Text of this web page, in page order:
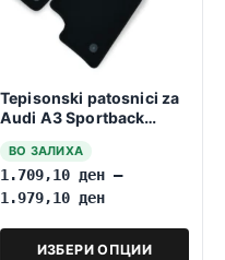
Tepisonski patosnici za
Audi A3 Sportback
ВО ЗАЛИХА
1.709,10 ден –
1.979,10 ден
ИЗБЕРИ ОПЦИИ